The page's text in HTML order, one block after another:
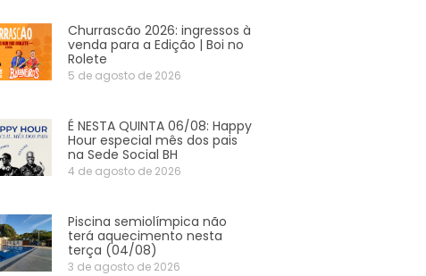
Churrascão 2026: ingressos à
venda para a Edição | Boi no
Rolete
5 de agosto de 2026
É NESTA QUINTA 06/08: Happy
Hour especial mês dos pais
na Sede Social BH
4 de agosto de 2026
Piscina semiolímpica não
terá aquecimento nesta
terça (04/08)
3 de agosto de 2026